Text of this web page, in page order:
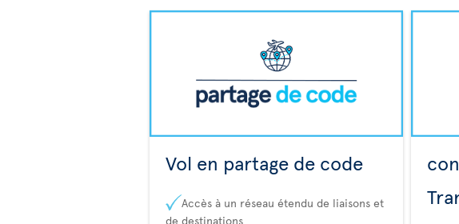
Vol en partage de code
Accès à un réseau étendu de liaisons et
de destinations